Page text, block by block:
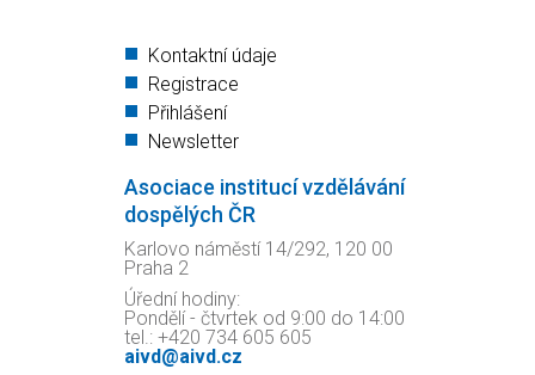
Kontaktní údaje
Registrace
Přihlášení
Newsletter
Asociace institucí vzdělávání
dospělých ČR
Karlovo náměstí 14/292, 120 00
Praha 2
Úřední hodiny:
Pondělí - čtvrtek od 9:00 do 14:00
tel.: +420 734 605 605
aivd@aivd.cz